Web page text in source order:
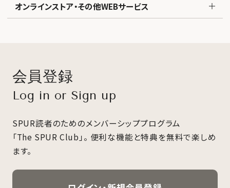
オンラインストア・その他WEBサービス
会員登録
Log in or Sign up
SPUR読者のためのメンバーシッププログラム
「The SPUR Club」。 便利な機能と特典を無料で楽しめ
ます。